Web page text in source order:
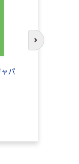
パ
次のスライド